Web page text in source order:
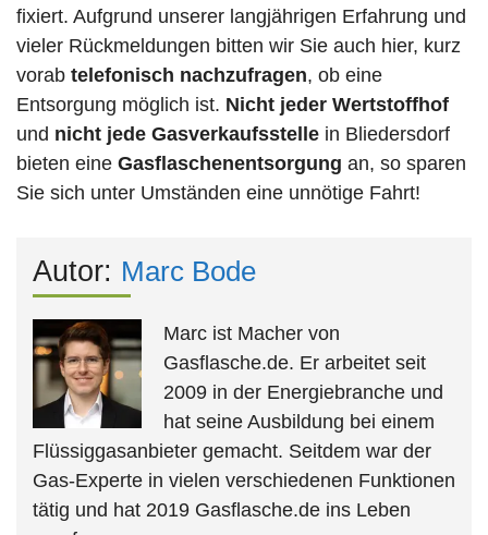
fixiert. Aufgrund unserer langjährigen Erfahrung und
vieler Rückmeldungen bitten wir Sie auch hier, kurz
vorab telefonisch nachzufragen, ob eine
Entsorgung möglich ist. Nicht jeder Wertstoffhof
und nicht jede Gasverkaufsstelle in Bliedersdorf
bieten eine Gasflaschenentsorgung an, so sparen
Sie sich unter Umständen eine unnötige Fahrt!
Autor: Marc Bode
Marc ist Macher von
Gasflasche.de. Er arbeitet seit
2009 in der Energiebranche und
hat seine Ausbildung bei einem
Flüssiggasanbieter gemacht. Seitdem war der
Gas-Experte in vielen verschiedenen Funktionen
tätig und hat 2019 Gasflasche.de ins Leben